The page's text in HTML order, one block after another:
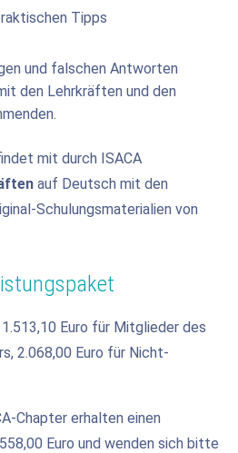
Tipps
und falschen Antworten
den Lehrkräften und den
mit durch ISACA
auf Deutsch mit den
Schulungsmaterialien von
Euro für Mitglieder des
2.068,00 Euro für Nicht-
Chapter erhalten einen
Euro und wenden sich bitte